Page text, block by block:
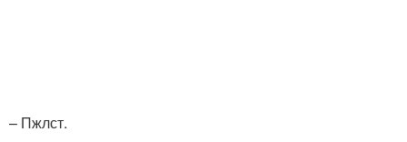
– Пжлст.